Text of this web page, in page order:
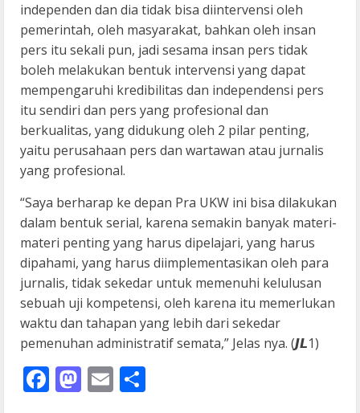
independen dan dia tidak bisa diintervensi oleh
pemerintah, oleh masyarakat, bahkan oleh insan
pers itu sekali pun, jadi sesama insan pers tidak
boleh melakukan bentuk intervensi yang dapat
mempengaruhi kredibilitas dan independensi pers
itu sendiri dan pers yang profesional dan
berkualitas, yang didukung oleh 2 pilar penting,
yaitu perusahaan pers dan wartawan atau jurnalis
yang profesional.
“Saya berharap ke depan Pra UKW ini bisa dilakukan
dalam bentuk serial, karena semakin banyak materi-
materi penting yang harus dipelajari, yang harus
dipahami, yang harus diimplementasikan oleh para
jurnalis, tidak sekedar untuk memenuhi kelulusan
sebuah uji kompetensi, oleh karena itu memerlukan
waktu dan tahapan yang lebih dari sekedar
pemenuhan administratif semata,” Jelas nya. (𝙅𝙇1)
Facebook
Mastodon
Email